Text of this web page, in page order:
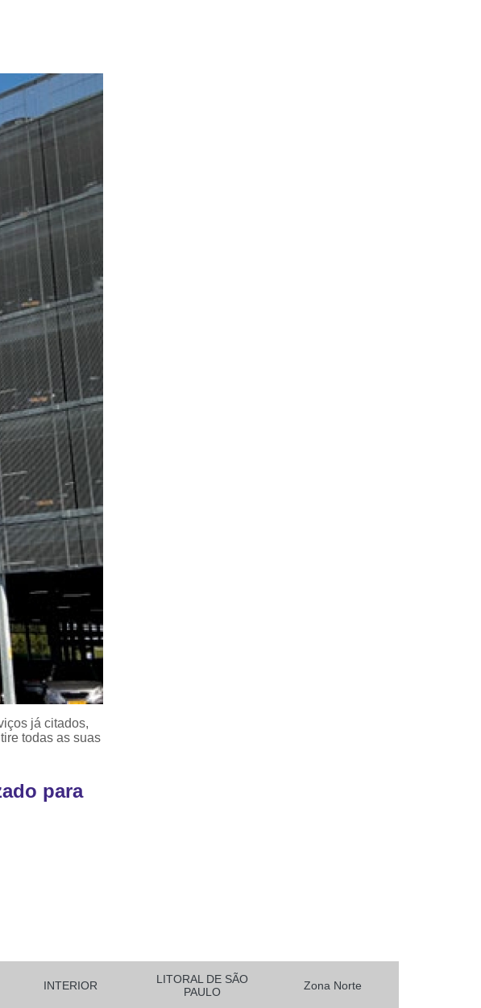
Personalizado para Empresa Rio Grande do Sul
Crachá Personalizado para Empresas Minas Gerais
Crachá Personalizado para Eventos Rio de Janeiro
Pvc Santa Catarina
Personalizados para Empresas Rio Grande do Sul
para Eventos Rio de Janeiro
Datacard
Impressora de Cupom Fiscal
de Etiquetas Argox
Zebra
Plástico
Porta Crachá Retrátil
Porta Crachá Vertical Transparente
Ribbon Colors
Ribbon Magicard
Resina
Ribbon Zebra
Impressora
Ribbon Etiqueta Zebra
Impressora Termica
Impressora Zebra Gc420t
Impressora de Etiquetas
Impressora Zebra
Rio Grande do Sul
de Impressoras Pará
Metalizado para Impressão Térmica Minas Gerais
Ribbon para Etiquetadora Santa Catarina
Ribbon para Impressora de Etiqueta Rio de Janeiro
já citados,
todas as suas
para
INTERIOR
LITORAL DE SÃO
PAULO
Zona Norte